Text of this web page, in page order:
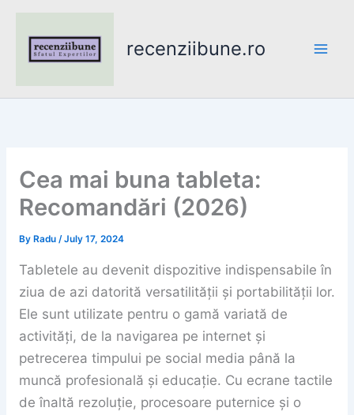
content
recenziibune.ro
Cea mai buna tableta:
Recomandări (2026)
By Radu /July 17, 2024
Tabletele au devenit dispozitive indispensabile în
ziua de azi datorită versatilității și portabilității lor.
Ele sunt utilizate pentru o gamă variată de
activități, de la navigarea pe internet și
petrecerea timpului pe social media până la
muncă profesională și educație. Cu ecrane tactile
de înaltă rezoluție, procesoare puternice și o